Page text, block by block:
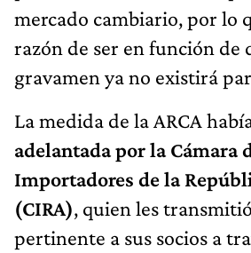
mercado cambiario, por lo
razón de ser en función de
gravamen ya no existirá
La medida de la ARCA
adelantada por la Cámara
Importadores de la
(CIRA), quien les
pertinente a sus socios a